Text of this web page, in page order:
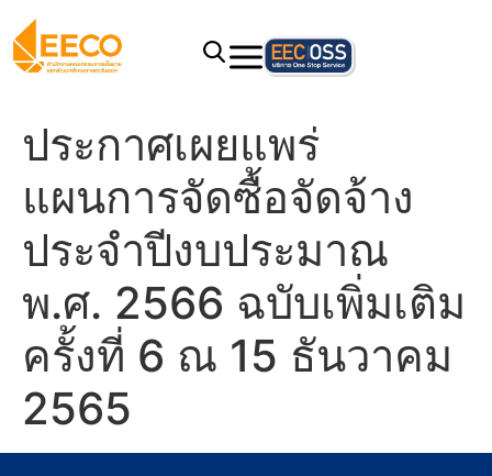
ประกาศเผยแพร่
แผนการจัดซื้อจัดจ้าง
ประจำปีงบประมาณ
พ.ศ. 2566 ฉบับเพิ่มเติม
ครั้งที่ 6 ณ 15 ธันวาคม
2565